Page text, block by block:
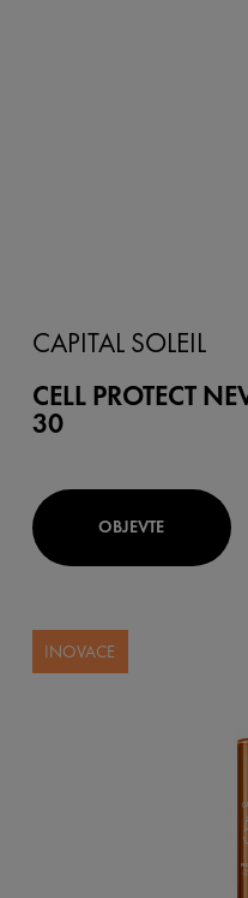
CAPITAL SOLEIL
CELL PROTECT
30
OBJEVTE
INOVACE